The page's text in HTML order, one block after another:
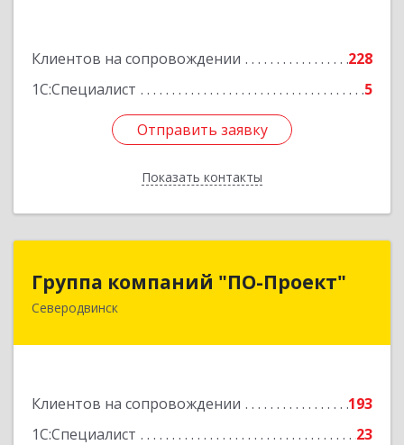
Клиентов на сопровождении
228
1С:Специалист
5
Отправить заявку
Показать контакты
Подробнее
Отправить заявку
Назад
Группа компаний "ПО-Проект"
Северодвинск
Клиентов на сопровождении
193
1С:Специалист
23
Группа компаний "ПО-Проект"
164500, Архангельская обл, Северодвинск г,